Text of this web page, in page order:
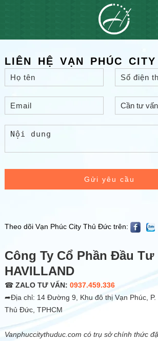
LIÊN HỆ VẠN PHÚC
Gửi yêu cầu
Theo dõi Vạn Phúc City Thủ Đức trên:
Công Ty Cổ Phần Đầu Tư
HAVILLAND
☎ ZALO TƯ VẤN: 0937.459.336
➦Địa chỉ: 14 Đường 9, Khu đô thị Vạn Phúc, P.
Thủ Đức, TPHCM
Vanphuccitythuduc.com có trụ sở chính thức